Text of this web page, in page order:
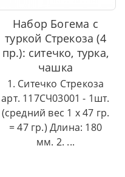
Набор Богема с
туркой Стрекоза (4
пр.): ситечко, турка,
чашка
1. Ситечко Стрекоза
арт. 117СЧ03001 - 1шт.
(средний вес 1 х 47 гр.
= 47 гр.) Длина: 180
мм. 2. ...